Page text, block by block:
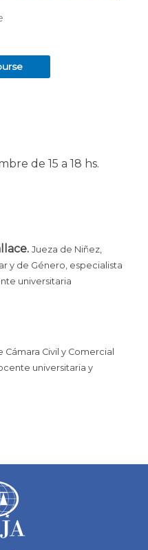
de 15 a 18 hs.
Jueza de Niñez,
y de Género, especialista
universitaria
Cámara Civil y Comercial
universitaria y